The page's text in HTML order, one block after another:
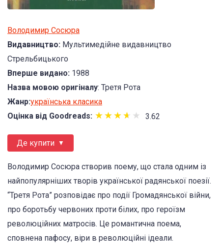
Володимир Сосюра
Видавництво: Мультимедійне видавництво
Стрельбицького
Вперше видано: 1988
Назва мовою оригіналу: Третя Рота
Жанр:українська класика
Оцінка від Goodreads: ★
★★
★★
★★
★ ★ 3.62
Де купити
Володимир Сосюра створив поему, що стала одним із
найпопулярніших творів української радянської поезії.
“Третя Рота” розповідає про події Громадянської війни,
про боротьбу червоних проти білих, про героїзм
революційних матросів. Це романтична поема,
сповнена пафосу, віри в революційні ідеали.